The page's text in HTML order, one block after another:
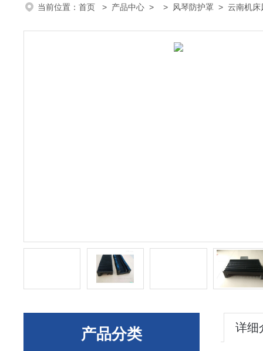
当前位置： 首页 > 产品中心 > > 风琴防护罩 > 云南机床
产品分类 详细